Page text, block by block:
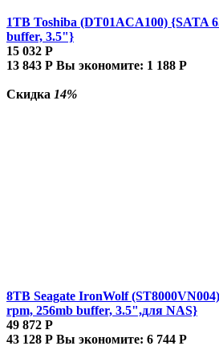
1TB Toshiba (DT01ACA100) {SATA
buffer, 3.5"}
15 032 Р
13 843 Р Вы экономите: 1 188 Р
Скидка 14%
8TB Seagate IronWolf
rpm, 256mb buffer, 3.5",для NAS}
49 872 Р
43 128 Р Вы экономите: 6 744 Р